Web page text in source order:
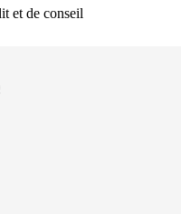
et de conseil